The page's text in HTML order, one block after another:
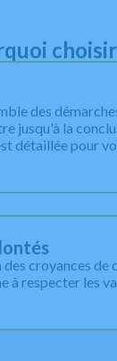
des
jusqu'à la
détaillée pour
croyances de
à respecter les